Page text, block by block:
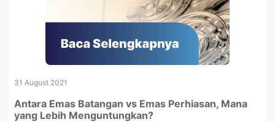
31 August 2021
Antara Emas Batangan vs Emas Perhiasan, Mana
yang Lebih Menguntungkan?